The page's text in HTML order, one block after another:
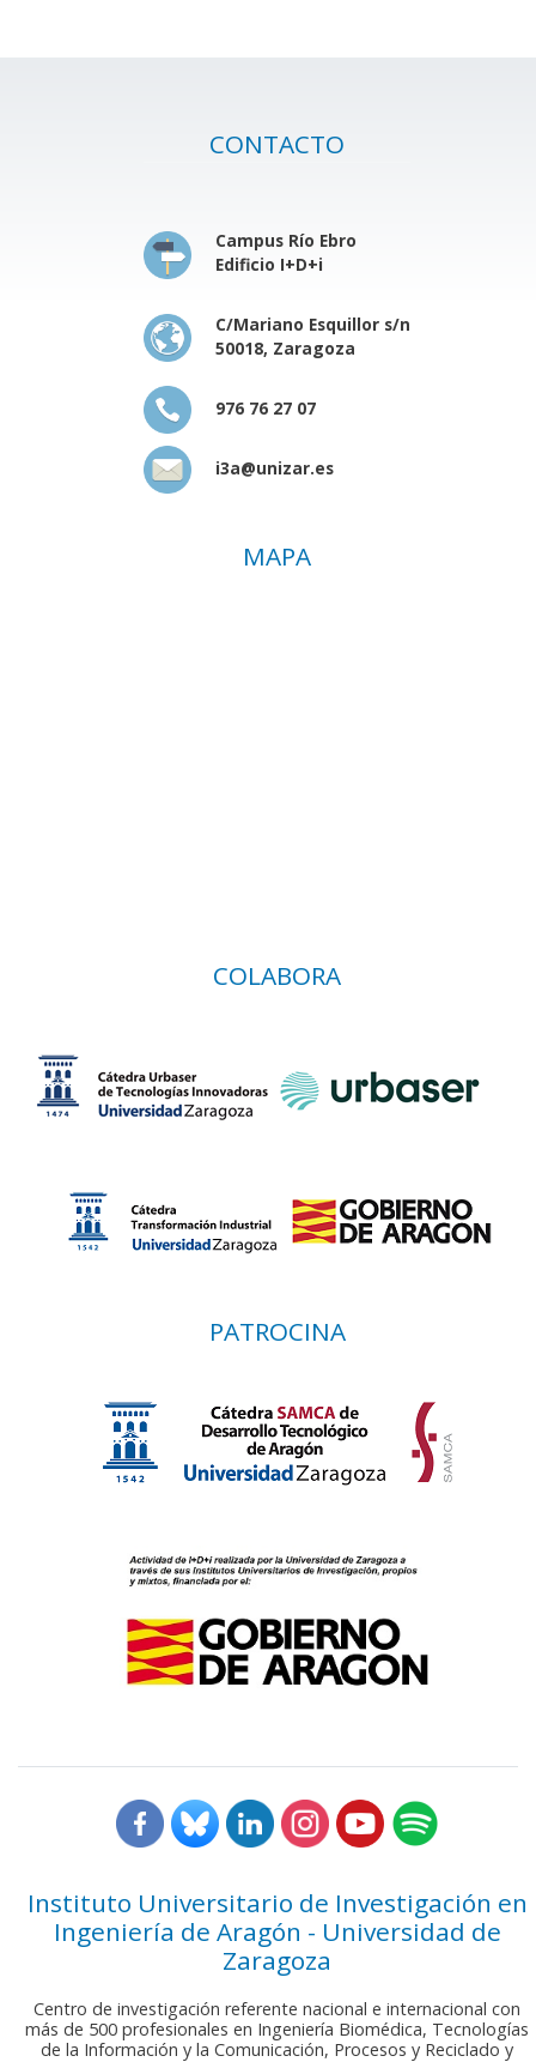
CONTACTO
Campus Río Ebro
Edificio I+D+i
C/Mariano Esquillor s/n
50018, Zaragoza
976 76 27 07
i3a@unizar.es
MAPA
COLABORA
PATROCINA
Instituto Universitario de Investigación en
Ingeniería de Aragón - Universidad de
Zaragoza
Centro de investigación referente nacional e internacional con
más de 500 profesionales en Ingeniería Biomédica, Tecnologías
de la Información y la Comunicación, Procesos y Reciclado y